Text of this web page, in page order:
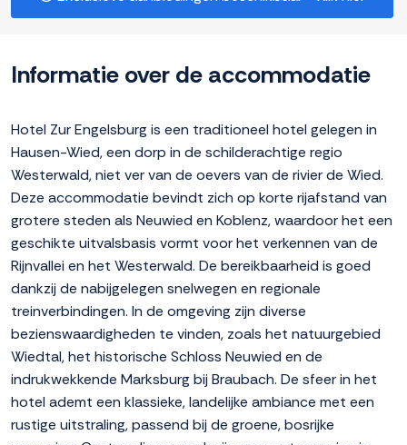
Informatie over de accommodatie
Hotel Zur Engelsburg is een traditioneel hotel gelegen in
Hausen-Wied, een dorp in de schilderachtige regio
Westerwald, niet ver van de oevers van de rivier de Wied.
Deze accommodatie bevindt zich op korte rijafstand van
grotere steden als Neuwied en Koblenz, waardoor het een
geschikte uitvalsbasis vormt voor het verkennen van de
Rijnvallei en het Westerwald. De bereikbaarheid is goed
dankzij de nabijgelegen snelwegen en regionale
treinverbindingen. In de omgeving zijn diverse
bezienswaardigheden te vinden, zoals het natuurgebied
Wiedtal, het historische Schloss Neuwied en de
indrukwekkende Marksburg bij Braubach. De sfeer in het
hotel ademt een klassieke, landelijke ambiance met een
rustige uitstraling, passend bij de groene, bosrijke